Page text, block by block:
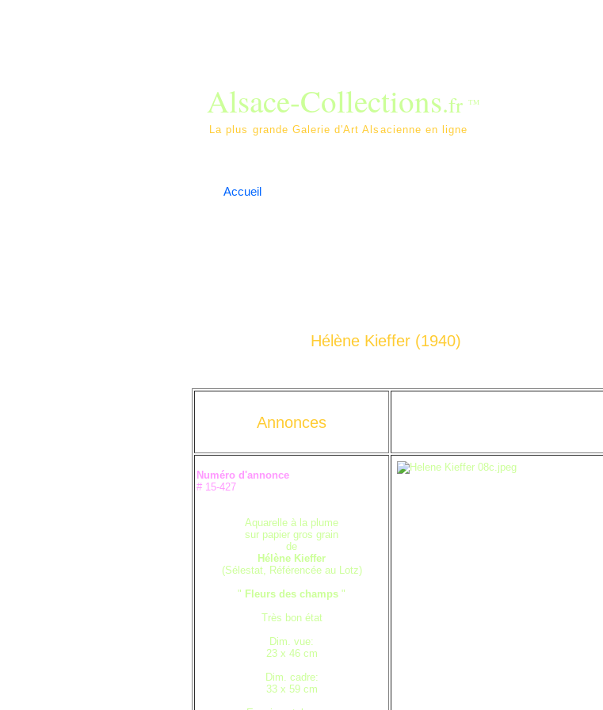
Alsace-Collections.fr TM
La plus grande Galerie d'Art Alsacienne en ligne
Accueil
Hélène Kieffer (1940)
Annonces
Numéro d'annonce
# 15-427
Aquarelle à la plume
sur papier gros grain
de
Hélène Kieffer
(Sélestat, Référencée au Lotz)
" Fleurs des champs "
Très bon état
Dim. vue:
23 x 46 cm
Dim. cadre:
33 x 59 cm